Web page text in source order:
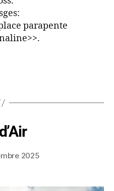
parapente
2025